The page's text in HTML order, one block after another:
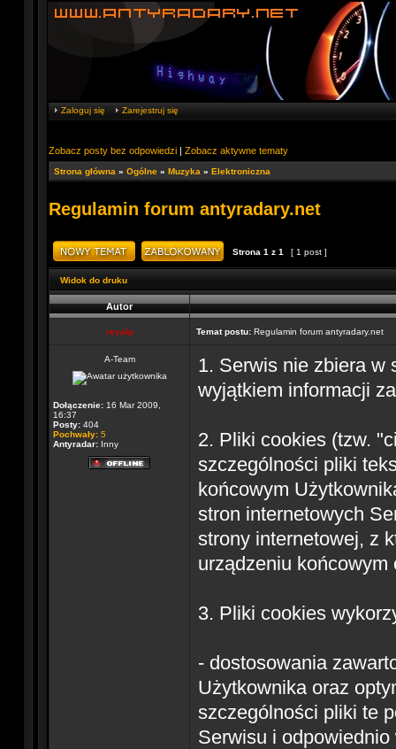
Zaloguj się Zarejestruj się
Zobacz posty bez odpowiedzi | Zobacz aktywne tematy
Strona główna » Ogólne » Muzyka » Elektroniczna
Regulamin forum antyradary.net
Strona 1 z 1 [ 1 post ]
Widok do druku
Autor
reyalp Temat postu: Regulamin forum antyradary.net
A-Team
Dołączenie: 16 Mar 2009,
16:37
Posty: 404
Pochwały: 5
Antyradar: Inny
1. Serwis nie zbiera w
wyjątkiem informacji
2. Pliki cookies (tzw.
szczególności pliki
końcowym
stron internetowych
strony internetowej, z
urządzeniu końcowym
3. Pliki cookies
- dostosowania
Użytkownika oraz
szczególności pliki te
Serwisu i